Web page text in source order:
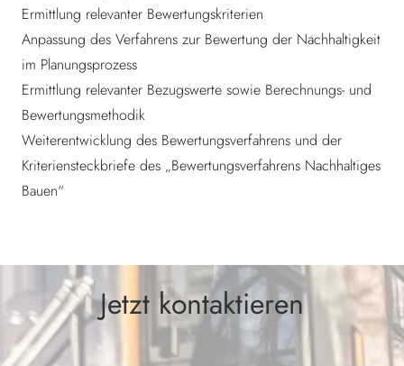
Ermittlung relevanter Bewertungskriterien
Anpassung des Verfahrens zur Bewertung der Nachhaltigkeit
im Planungsprozess
Ermittlung relevanter Bezugswerte sowie Berechnungs- und
Bewertungsmethodik
Weiterentwicklung des Bewertungsverfahrens und der
Kriteriensteckbriefe des „Bewertungsverfahrens Nachhaltiges
Bauen“
Jetzt kontaktieren